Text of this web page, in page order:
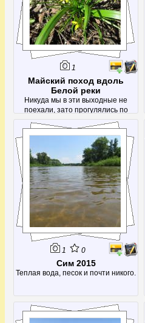
1
Майский поход вдоль
Белой реки
Никуда мы в эти выходные не
поехали, зато прогулялись по
городу
1 0
Сим 2015
Теплая вода, песок и почти никого.